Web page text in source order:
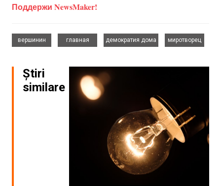
Поддержи NewsMaker!
вершинин
главная
демократия дома
миротворец
Știri
similare